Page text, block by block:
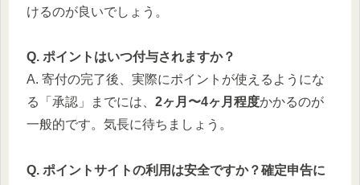
けるのが良いでしょう。
Q. ポイントはいつ付与されますか？
A. 寄付の完了後、実際にポイントが使えるようにな
る「承認」までには、 2ヶ月〜4ヶ月程度かかるのが
一般的です。気長に待ちましょう。
Q. ポイントサイトの利用は安全ですか？確定申告に